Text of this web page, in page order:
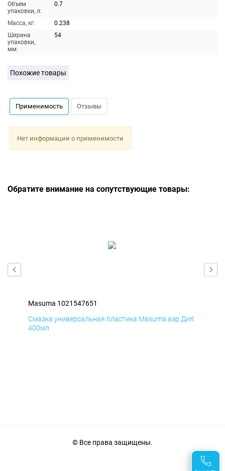
Объем
упаковки, л:
0.7
Масса, кг:
0.238
Ширина
упаковки,
мм:
54
Похожие товары
Применимость Отзывы
Нет информации о применимости
Обратите внимание на сопутствующие товары:
Masuma 1021547651
Смазка универсальная пластика Masuma аэр ДиК
400мл
© Все права защищены.